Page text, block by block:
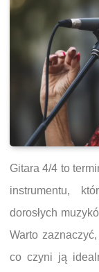
Gitara 4/4 to
instrumentu,
dorosłych
Warto
co czyni ją